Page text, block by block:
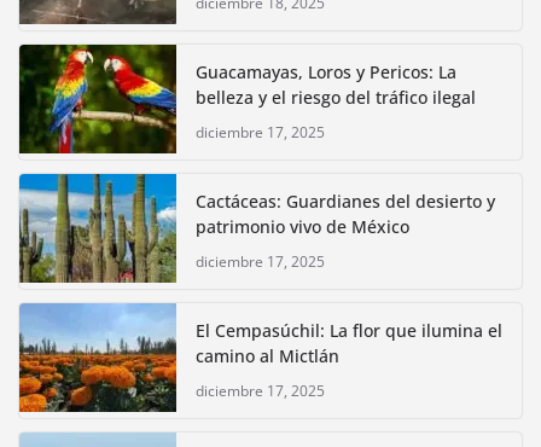
Guacamayas, Loros y Pericos: La
belleza y el riesgo del tráfico ilegal
diciembre 17, 2025
Cactáceas: Guardianes del desierto y
patrimonio vivo de México
diciembre 17, 2025
El Cempasúchil: La flor que ilumina el
camino al Mictlán
diciembre 17, 2025